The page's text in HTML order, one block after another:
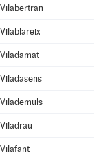
Vilabertran
Vilablareix
Viladamat
Viladasens
Vilademuls
Viladrau
Vilafant